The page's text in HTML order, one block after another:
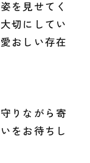
を見せてく
切にしてい
おしい存在
りながら寄
をお待ちし